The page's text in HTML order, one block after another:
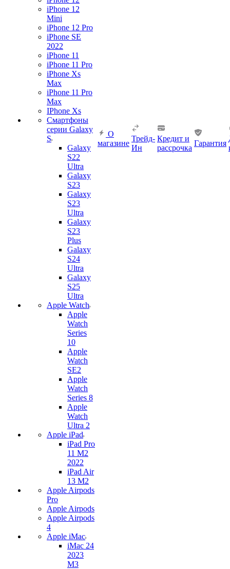
iPhone 12
Mini
iPhone 12 Pro
iPhone SE
2022
iPhone 11
iPhone 11 Pro
iPhone Xs
Max
iPhone 11 Pro
Max
IPhone Xs
Смартфоны
серии Galaxy
S
Galaxy
S22
Ultra
Galaxy
S23
Galaxy
S23
Ultra
Galaxy
S23
Plus
Galaxy
S24
Ultra
Galaxy
S25
Ultra
Apple Watch
Apple
Watch
Series
10
Apple
Watch
SE2
Apple
Watch
Series 8
Apple
Watch
Ultra 2
Apple iPad
iPad Pro
11 M2
2022
iPad Air
13 M2
Apple Airpods
Pro
Apple Airpods
Apple Airpods
4
Apple iMac
iMac 24
2023
M3
О
магазине
Трейд-
Ин
Кредит и
рассрочка
Гарантия